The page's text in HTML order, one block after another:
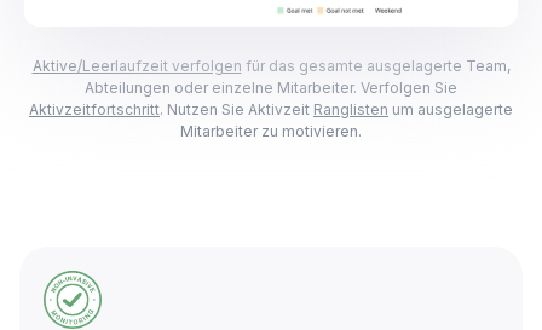
Aktive/Leerlaufzeit verfolgen für das gesamte ausgelagerte Team,
Abteilungen oder einzelne Mitarbeiter. Verfolgen Sie
Aktivzeitfortschritt. Nutzen Sie Aktivzeit Ranglisten um ausgelagerte
Mitarbeiter zu motivieren.